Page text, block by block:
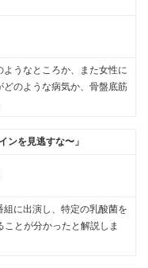
うなところか、また女性に
のような病気か、骨盤底筋
ンを見逃すな〜」
に出演し、特定の乳酸菌を
とが分かったと解説しま